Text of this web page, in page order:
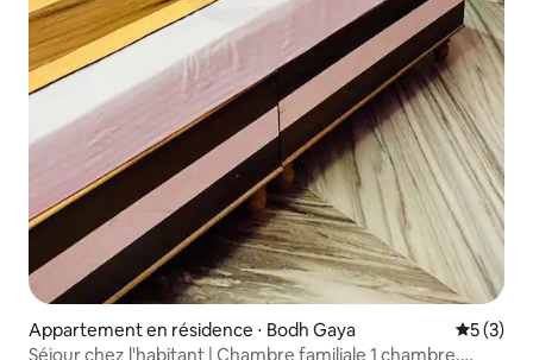
Appartement en résidence ⋅ Bodh Gaya
5 (3)
Séjour chez l'habitant | Chambre familiale 1 chambre,